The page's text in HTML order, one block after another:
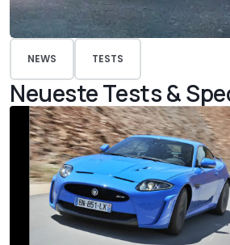
NEWS TESTS
Neueste Tests &